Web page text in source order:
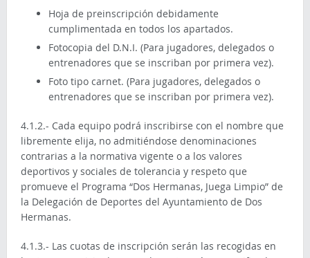
Hoja de preinscripción debidamente
cumplimentada en todos los apartados.
Fotocopia del D.N.I. (Para jugadores, delegados o
entrenadores que se inscriban por primera vez).
Foto tipo carnet. (Para jugadores, delegados o
entrenadores que se inscriban por primera vez).
4.1.2.- Cada equipo podrá inscribirse con el nombre que
libremente elija, no admitiéndose denominaciones
contrarias a la normativa vigente o a los valores
deportivos y sociales de tolerancia y respeto que
promueve el Programa “Dos Hermanas, Juega Limpio” de
la Delegación de Deportes del Ayuntamiento de Dos
Hermanas.
4.1.3.- Las cuotas de inscripción serán las recogidas en